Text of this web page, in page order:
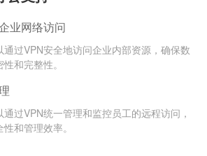
业网络访问
通过VPN安全地访问企业内部资源，确保数
和完整性。
通过VPN统一管理和监控员工的远程访问，
和管理效率。